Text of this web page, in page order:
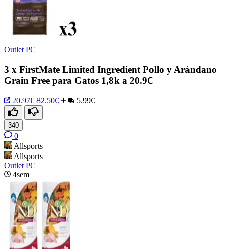
Outlet PC
3 x FirstMate Limited Ingredient Pollo y Arándano
Grain Free para Gatos 1,8k a 20.9€
20.97€ 82.50€ 5.99€
340
0
Allsports
Allsports
Outlet PC
4sem